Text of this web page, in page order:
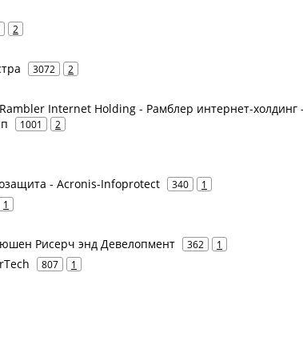
2
3072 2
Internet Holding - Рамблер интернет-холдинг
1001 2
- Acronis-Infoprotect 340 1
1
Рисерч энд Девелопмент 362 1
807 1